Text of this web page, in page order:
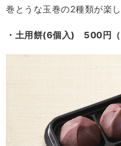
巻とうな玉巻の2種類が楽
・土用餅(6個入) 500円（